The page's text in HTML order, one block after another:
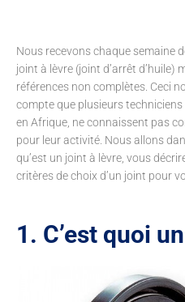
Nous recevons chaque semaine
joint à lèvre (joint d’arrêt d’huile)
références non complètes. Ceci
compte que plusieurs
en Afrique, ne connaissent pas
pour leur activité. Nous allons
qu’est un joint à lèvre, vous
critères de choix d’un joint pour
1. C’est quoi